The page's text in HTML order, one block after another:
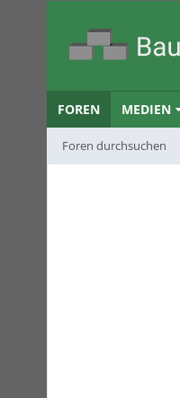
FOREN
Foren durchsuchen
MEDIEN